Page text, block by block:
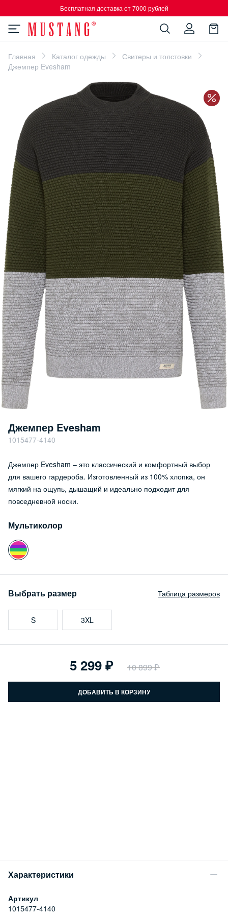
Бесплатная доставка от 7000 рублей
Главная Каталог одежды
Свитеры и толстовки
Джемпер Evesham
Джемпер Evesham
1015477-4140
Джемпер Evesham – это классический и комфортный выбор
для вашего гардероба. Изготовленный из 100% хлопка, он
мягкий на ощупь, дышащий и идеально подходит для
повседневной носки.
Мультиколор
Выбрать размер Таблица размеров
S 3XL
ДОБАВИТЬ В КОРЗИНУ
5 299 10 899
Характеристики
Артикул
1015477-4140